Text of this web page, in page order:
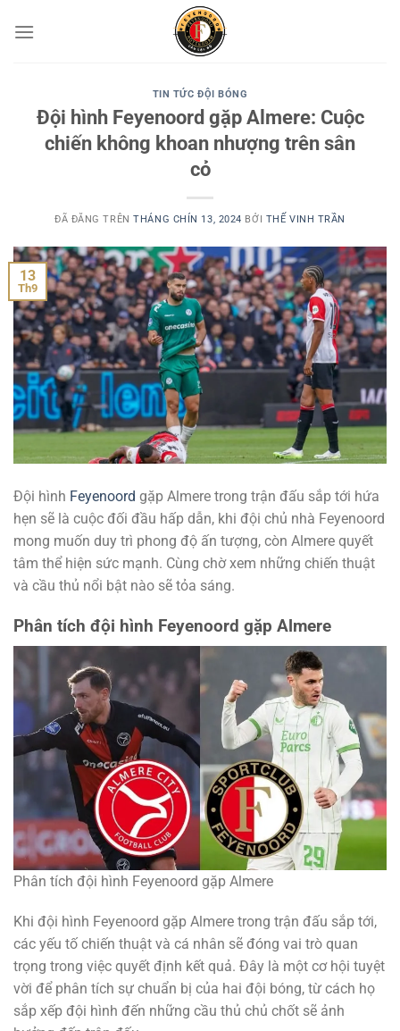
đến
TIN TỨC ĐỘI BÓNG
Đội hình Feyenoord gặp Almere: Cuộc
chiến không khoan nhượng trên sân
cỏ
ĐÃ ĐĂNG TRÊNTHÁNG CHÍN 13, 2024 BỞI THẾ VINH TRẦN
13
Th9
Đội hình Feyenoord gặp Almere trong trận đấu sắp tới hứa
hẹn sẽ là cuộc đối đầu hấp dẫn, khi đội chủ nhà Feyenoord
mong muốn duy trì phong độ ấn tượng, còn Almere quyết
tâm thể hiện sức mạnh. Cùng chờ xem những chiến thuật
và cầu thủ nổi bật nào sẽ tỏa sáng.
Phân tích đội hình Feyenoord gặp Almere
Phân tích đội hình Feyenoord gặp Almere
Khi đội hình Feyenoord gặp Almere trong trận đấu sắp tới,
các yếu tố chiến thuật và cá nhân sẽ đóng vai trò quan
trọng trong việc quyết định kết quả. Đây là một cơ hội tuyệt
vời để phân tích sự chuẩn bị của hai đội bóng, từ cách họ
sắp xếp đội hình đến những cầu thủ chủ chốt sẽ ảnh